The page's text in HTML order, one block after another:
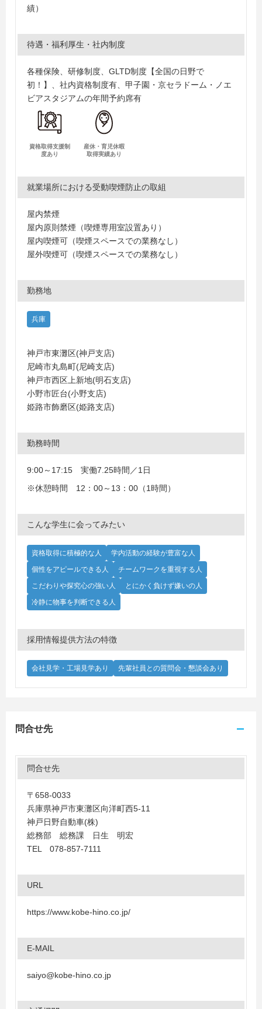
績）
待遇・福利厚生・社内制度
各種保険、研修制度、GLTD制度【全国の日野で
初！】、社内資格制度有、甲子園・京セラドーム・ノエ
ビアスタジアムの年間予約席有
資格取得支援制
度あり
産休・育児休暇
取得実績あり
就業場所における受動喫煙防止の取組
屋内禁煙
屋内原則禁煙（喫煙専用室設置あり）
屋内喫煙可（喫煙スペースでの業務なし）
屋外喫煙可（喫煙スペースでの業務なし）
勤務地
兵庫
神戸市東灘区(神戸支店)
尼崎市丸島町(尼崎支店)
神戸市西区上新地(明石支店)
小野市匠台(小野支店)
姫路市飾磨区(姫路支店)
勤務時間
9:00～17:15 実働7.25時間／1日
※休憩時間 12：00～13：00（1時間）
こんな学生に会ってみたい
資格取得に積極的な人
学内活動の経験が豊富な人
個性をアピールできる人
チームワークを重視する人
こだわりや探究心の強い人
とにかく負けず嫌いの人
冷静に物事を判断できる人
採用情報提供方法の特徴
会社見学・工場見学あり 先輩社員との質問会・懇談会あり
問合せ先
問合せ先
〒658-0033
兵庫県神戸市東灘区向洋町西5-11
神戸日野自動車(株)
総務部 総務課 日生 明宏
TEL 078-857-7111
URL
https://www.kobe-hino.co.jp/
E-MAIL
saiyo@kobe-hino.co.jp